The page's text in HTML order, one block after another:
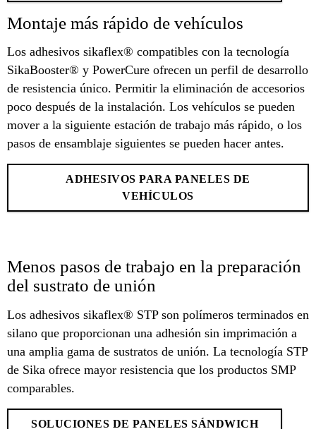
Montaje más rápido de vehículos
Los adhesivos sikaflex® compatibles con la tecnología
SikaBooster® y PowerCure ofrecen un perfil de desarrollo
de resistencia único. Permitir la eliminación de accesorios
poco después de la instalación. Los vehículos se pueden
mover a la siguiente estación de trabajo más rápido, o los
pasos de ensamblaje siguientes se pueden hacer antes.
ADHESIVOS PARA PANELES DE
VEHÍCULOS
Menos pasos de trabajo en la preparación
del sustrato de unión
Los adhesivos sikaflex® STP son polímeros terminados en
silano que proporcionan una adhesión sin imprimación a
una amplia gama de sustratos de unión. La tecnología STP
de Sika ofrece mayor resistencia que los productos SMP
comparables.
SOLUCIONES DE PANELES SÁNDWICH